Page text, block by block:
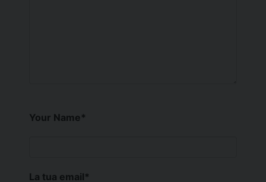
Your Name*
La tua email*